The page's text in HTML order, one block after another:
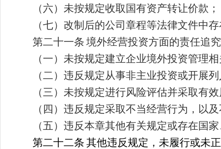
（六）未按规定收取国有资产转让价款；
（七）改制后的公司章程等法律文件中
第二十一条 境外经营投资方面的责任追
（一）未按规定建立企业境外投资管理
（二）违反规定从事非主业投资或开展
（三）未按规定进行风险评估并采取有
（ 四 ）违反规定采取不当经营行为，以
（五）违反本章其他有关规定或存在国家
第二十二条 其他违反规定，未履行或未